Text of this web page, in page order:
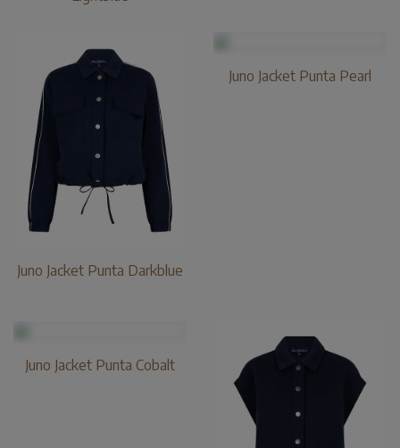
Juno Jacket Punta Darkblue
Juno Jacket Punta Pearl
Juno Jacket Punta Cobalt